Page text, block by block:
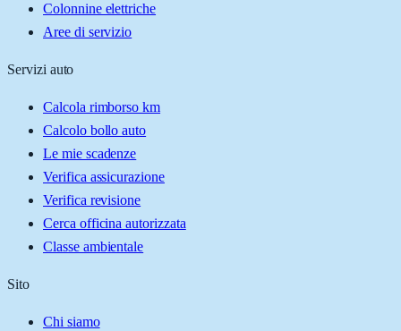
Colonnine elettriche
Aree di servizio
Servizi auto
Calcola rimborso km
Calcolo bollo auto
Le mie scadenze
Verifica assicurazione
Verifica revisione
Cerca officina autorizzata
Classe ambientale
Sito
Chi siamo